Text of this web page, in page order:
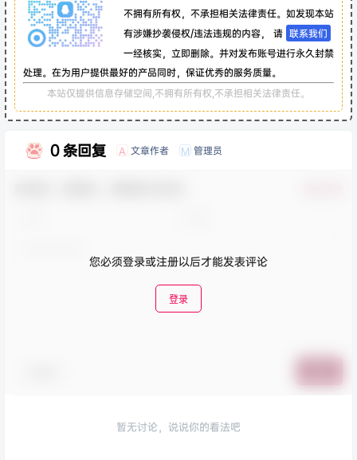
不拥有所有权，不承担相关法律责任。如发现本站
有涉嫌抄袭侵权/违法违规的内容， 请 联系我们
一经核实，立即删除。并对发布账号进行永久封禁
处理。在为用户提供最好的产品同时，保证优秀的服务质量。
本站仅提供信息存储空间,不拥有所有权,不承担相关法律责任。
0 条回复 A 文章作者 M 管理员
您必须登录或注册以后才能发表评论
登录
暂无讨论，说说你的看法吧